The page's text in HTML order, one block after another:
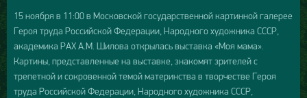
15 ноября в 11:00 в Московской государственной картинной галерее
Героя труда Российской Федерации, Народного художника СССР,
академика РАХ А.М. Шилова открылась выставка «Моя мама».
Картины, представленные на выставке, знакомят зрителей с
трепетной и сокровенной темой материнства в творчестве Героя
труда Российской Федерации, Народного художника СССР,